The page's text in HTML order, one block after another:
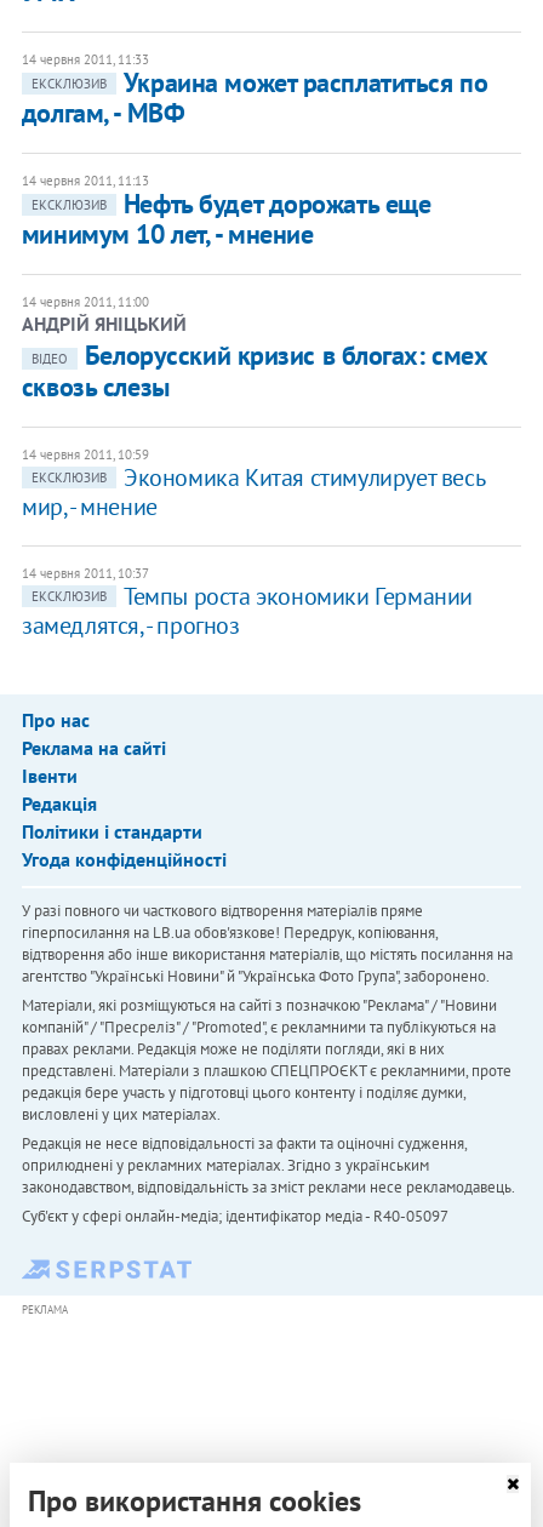
14 червня 2011, 11:33
ЕКСКЛЮЗИВ
Украина может расплатиться по
долгам, - МВФ
14 червня 2011, 11:13
ЕКСКЛЮЗИВ
Нефть будет дорожать еще
минимум 10 лет, - мнение
14 червня 2011, 11:00
АНДРІЙ ЯНІЦЬКИЙ
ВІДЕО
Белорусский кризис в блогах: смех
сквозь слезы
14 червня 2011, 10:59
ЕКСКЛЮЗИВ
Экономика Китая стимулирует весь
мир, - мнение​
14 червня 2011, 10:37
ЕКСКЛЮЗИВ
Темпы роста экономики Германии
замедлятся, - прогноз
Про нас
Реклама на сайті
Івенти
Редакція
Політики і стандарти
Угода конфіденційності
У разі повного чи часткового відтворення матеріалів пряме
гіперпосилання на LB.ua обов'язкове! Передрук, копіювання,
відтворення або інше використання матеріалів, що містять посилання на
агентство "Українськi Новини" й "Українська Фото Група", заборонено.
Матеріали, які розміщуються на сайті з позначкою "Реклама" / "Новини
компаній" / "Пресреліз" / "Promoted", є рекламними та публікуються на
правах реклами. Редакція може не поділяти погляди, які в них
представлені. Матеріали з плашкою СПЕЦПРОЄКТ є рекламними, проте
редакція бере участь у підготовці цього контенту і поділяє думки,
висловлені у цих матеріалах.
Редакція не несе відповідальності за факти та оціночні судження,
оприлюднені у рекламних матеріалах. Згідно з українським
законодавством, відповідальність за зміст реклами несе рекламодавець.
Cуб'єкт у сфері онлайн-медіа; ідентифікатор медіа - R40-05097
РЕКЛАМА
Про використання cookies